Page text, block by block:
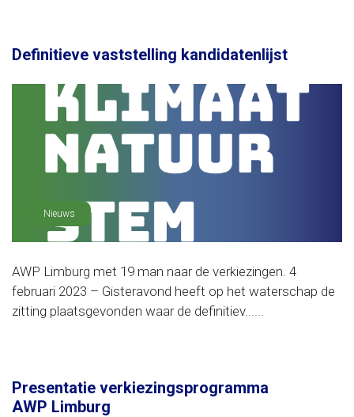
Definitieve vaststelling kandidatenlijst
Nieuws
AWP Limburg met 19 man naar de verkiezingen. 4
februari 2023 – Gisteravond heeft op het waterschap de
zitting plaatsgevonden waar de definitiev......
Presentatie verkiezingsprogramma
AWP Limburg